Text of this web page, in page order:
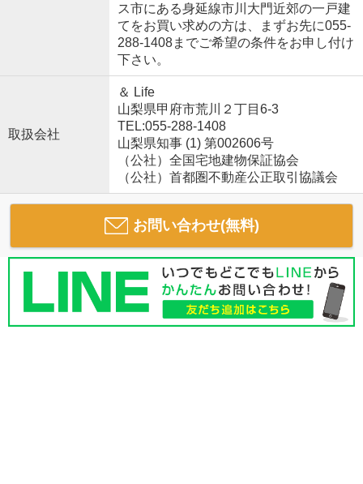
ス市にある身延線市川大門近郊の一戸建
てをお買い求めの方は、まずお先に055-
288-1408までご希望の条件をお申し付け
下さい。
取扱会社
＆ Life
山梨県甲府市荒川２丁目6-3
TEL:055-288-1408
山梨県知事 (1) 第002606号
（公社）全国宅地建物保証協会
（公社）首都圏不動産公正取引協議会
お問い合わせ(無料)